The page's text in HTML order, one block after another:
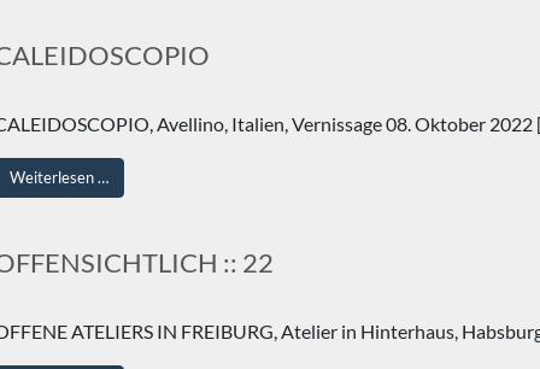
Avellino, Italien, Vernissage 08. Oktober
Weiterlesen …
:: 22
ATELIERS IN FREIBURG, Atelier in Hinterhaus,